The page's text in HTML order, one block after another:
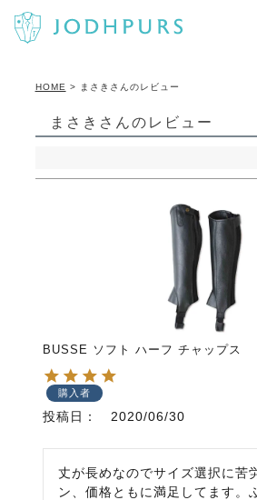
HOME まさきさんのレビュー
まさきさんのレビュー
BUSSE ソフト ハーフ チャップス
購入者
投稿日 2020/06/30
丈が長めなのでサイズ選択に苦
ン、価格ともに満足してます。